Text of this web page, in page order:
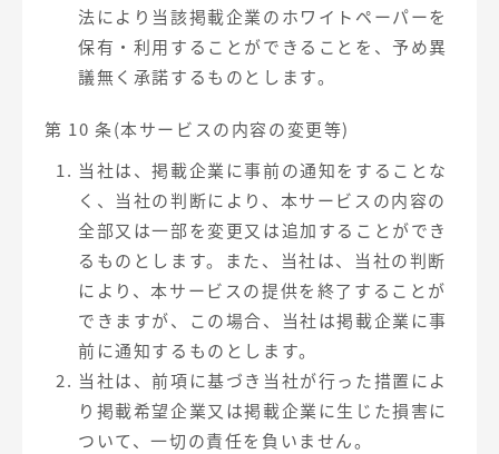
法により当該掲載企業のホワイトペーパーを
保有・利用することができることを、予め異
議無く承諾するものとします。
第 10 条(本サービスの内容の変更等)
当社は、掲載企業に事前の通知をすることな
く、当社の判断により、本サービスの内容の
全部又は一部を変更又は追加することができ
るものとします。また、当社は、当社の判断
により、本サービスの提供を終了することが
できますが、この場合、当社は掲載企業に事
前に通知するものとします。
当社は、前項に基づき当社が行った措置によ
り掲載希望企業又は掲載企業に生じた損害に
ついて、一切の責任を負いません。